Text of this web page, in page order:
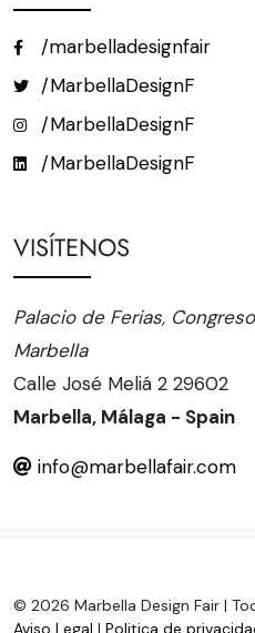
/marbelladesignfair
/MarbellaDesignF
/MarbellaDesignF
/MarbellaDesignF
VISÍTENOS
Palacio de Ferias,
Marbella
Calle José Meliá 2 29602
Marbella, Málaga - Spain
info@marbellafair.com
© 2026 Marbella Design Fair |
Aviso Legal | Politica de